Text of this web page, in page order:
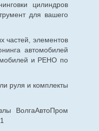
цилиндров
для вашего
частей, элементов
автомобилей
и РЕНО по
руля и комплекты
ВолгаАвтоПром